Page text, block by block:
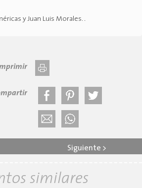
y Juan Luis Morales. .
Siguiente >
similares